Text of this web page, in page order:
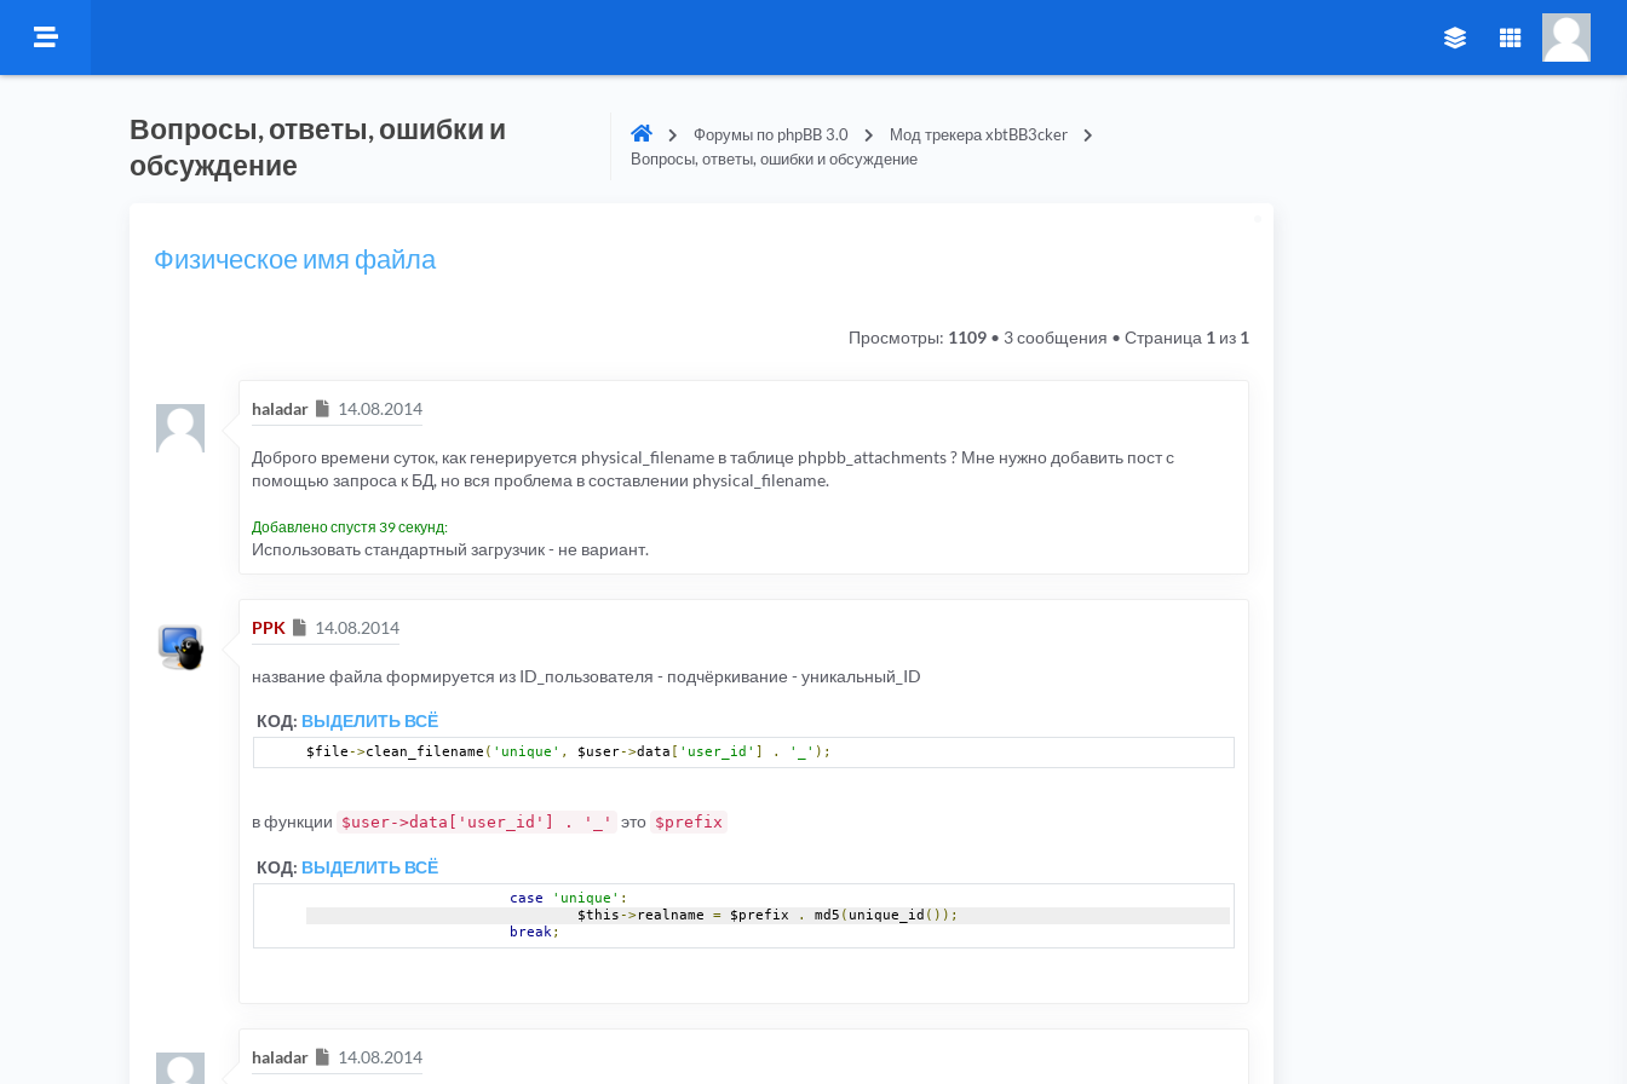
Вопросы, ответы, ошибки и
обсуждение
Форумы по phpBB 3.0
Мод трекера xbtBB3cker
Вопросы, ответы, ошибки и обсуждение
Физическое имя файла
3 сообщения • Страница 1 из 1
Просмотры: 1109 •
haladar Сообщение
14.08.2014
Доброго времени суток, как генерируется physical_filename в таблице phpbb_attachments ? Мне нужно добавить пост с
помощью запроса к БД, но вся проблема в составлении physical_filename.
Добавлено спустя 39 секунд:
Использовать стандартный загрузчик - не вариант.
PPK Сообщение
14.08.2014
название файла формируется из ID_пользователя - подчёркивание - уникальный_ID
КОД: ВЫДЕЛИТЬ ВСЁ
$file->clean_filename ( 'unique' , $user->data 'user_id' . '_' );
в функции $user->data['user_id'] . '_' это $prefix
КОД: ВЫДЕЛИТЬ ВСЁ
case 'unique' :
				$this
->realname = $prefix . md5 ( unique_id ());
break;
haladar Сообщение
14.08.2014